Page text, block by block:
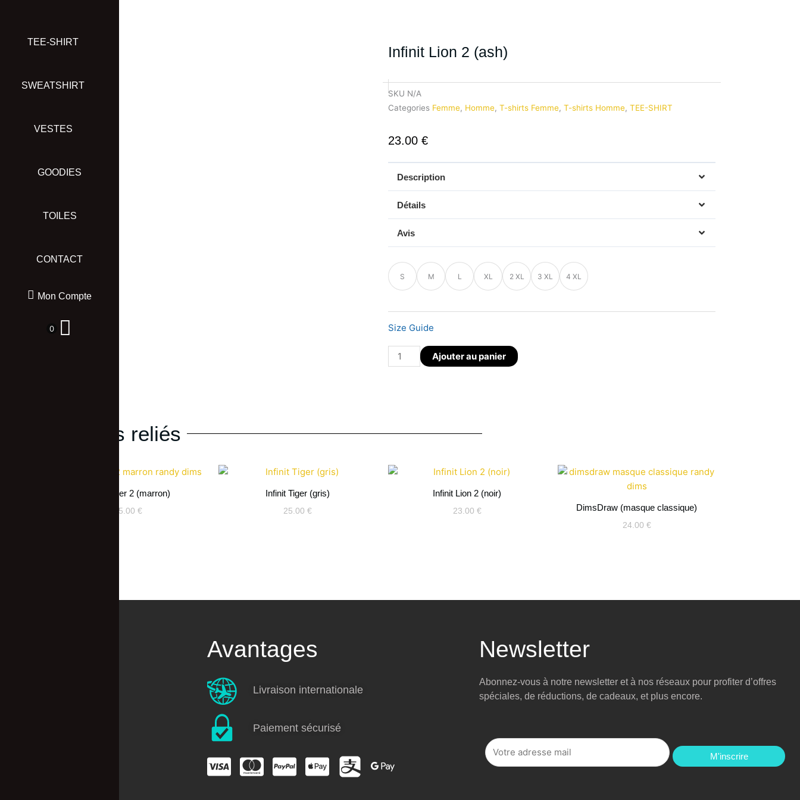
TEE-SHIRT
SWEATSHIRT
VESTES
GOODIES
TOILES
CONTACT
Mon Compte
0
Infinit Lion 2 (ash)
SKU N/A
Categories Femme, Homme, T-shirts Femme, T-shirts Homme, TEE-SHIRT
23.00 €
Description
Détails
Avis
S M L XL 2 XL 3 XL 4 XL
Size Guide
quantité
de
Infinit
2
Ajouter au panier
Produits reliés
Infinit Tiger 2 (marron)
25.00 €
Infinit Tiger (gris)
25.00 €
Infinit Lion 2 (noir)
23.00 € DimsDraw (masque classique)
24.00 €
Avantages
Livraison internationale
Paiement sécurisé
Newsletter
Abonnez-vous à notre newsletter et à nos réseaux pour profiter d’offres
spéciales, de réductions, de cadeaux, et plus encore.
M'inscrire